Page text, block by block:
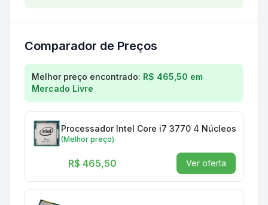
Comparador de Preços
Comparação de preços para Processador para
Melhor preço encontrado: R$ 465,50 em
Mercado Livre
Processador Intel Core i7 3770 4 Núcleos 8
(Melhor preço)
R$ 465,50 Ver oferta